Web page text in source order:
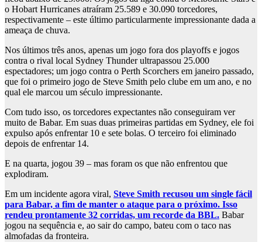
o Hobart Hurricanes atraíram 25.589 e 30.090 torcedores,
respectivamente – este último particularmente impressionante dada a
ameaça de chuva.
Nos últimos três anos, apenas um jogo fora dos playoffs e jogos
contra o rival local Sydney Thunder ultrapassou 25.000
espectadores; um jogo contra o Perth Scorchers em janeiro passado,
que foi o primeiro jogo de Steve Smith pelo clube em um ano, e no
qual ele marcou um século impressionante.
Com tudo isso, os torcedores expectantes não conseguiram ver
muito de Babar. Em suas duas primeiras partidas em Sydney, ele foi
expulso após enfrentar 10 e sete bolas. O terceiro foi eliminado
depois de enfrentar 14.
E na quarta, jogou 39 – mas foram os que não enfrentou que
explodiram.
Em um incidente agora viral, Steve Smith recusou um single fácil
para Babar, a fim de manter o ataque para o próximo. Isso
rendeu prontamente 32 corridas, um recorde da BBL. Babar
jogou na sequência e, ao sair do campo, bateu com o taco nas
almofadas da fronteira.